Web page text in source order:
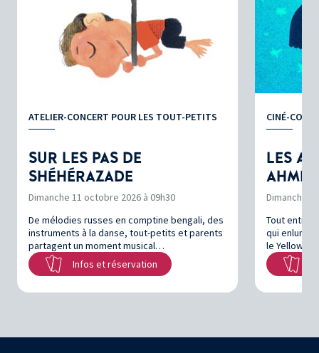
ATELIER-CONCERT POUR LES TOUT-PETITS
SUR LES PAS DE
SHÉHÉRAZADE
Dimanche 11 octobre 2026 à 09h30
De mélodies russes en comptine bengali, des
instruments à la danse, tout-petits et parents
partagent un moment musical…
Infos et réservation
CINÉ-
LES
AHMED
Dimanche
Tout entier
qui
le Yellow